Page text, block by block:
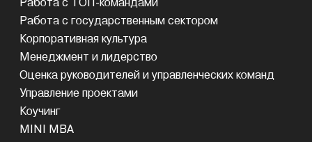
Работа с государственным сектором
Корпоративная культура
Менеджмент и лидерство
Оценка руководителей и управленческих команд
Управление проектами
Коучинг
MINI MBA